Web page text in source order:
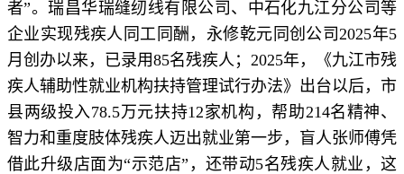
者”。瑞昌华瑞缝纫线有限公司、中石化九江分公司等
企业实现残疾人同工同酬，永修乾元同创公司2025年5
月创办以来，已录用85名残疾人；2025年，《九江市残
疾人辅助性就业机构扶持管理试行办法》出台以后，市
县两级投入78.5万元扶持12家机构，帮助214名精神、
智力和重度肢体残疾人迈出就业第一步，盲人张师傅凭
借此升级店面为“示范店”，还带动5名残疾人就业，这